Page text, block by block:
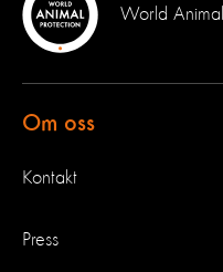
World
Om oss
Kontakt
Press